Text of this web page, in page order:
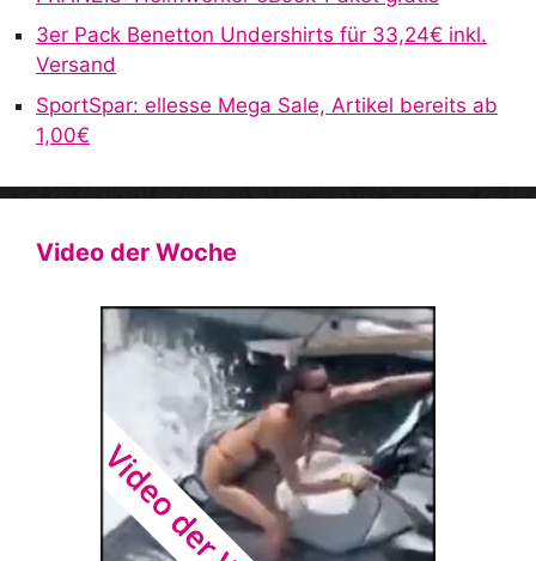
3er Pack Benetton Undershirts für 33,24€ inkl.
Versand
SportSpar: ellesse Mega Sale, Artikel bereits ab
1,00€
Video der Woche